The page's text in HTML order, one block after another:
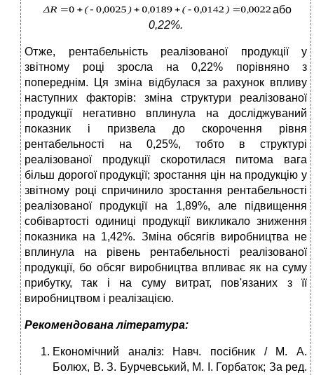
або
0,22%.
Отже, рентабельність реалізованої продукції у
звітному році зросла на 0,22% порівняно з
попереднім. Ця зміна відбулася за рахунок впливу
наступних факторів: зміна структури реалізованої
продукції негативно вплинула на досліджуваний
показник і призвела до скорочення рівня
рентабельності на 0,25%, тобто в структурі
реалізованої продукції скоротилася питома вага
більш дорогої продукції; зростання цін на продукцію у
звітному році спричинило зростання рентабельності
реалізованої продукції на 1,89%, але підвищення
собівартості одиниці продукції викликало зниження
показника на 1,42%. Зміна обсягів виробництва не
вплинула на рівень рентабельності реалізованої
продукції, бо обсяг виробництва впливає як на суму
прибутку, так і на суму витрат, пов'язаних з її
виробництвом і реалізацією.
Рекомендована література:
Економічний аналіз: Навч. посібник / М. А.
Болюх, В. З. Бурчевський, М. І. Горбаток; За ред.